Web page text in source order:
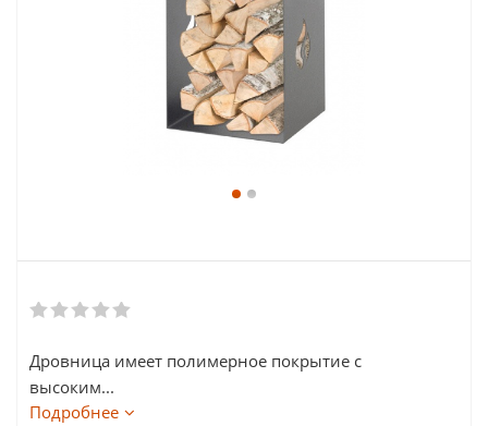
Дровница имеет полимерное покрытие с
высоким...
Подробнее